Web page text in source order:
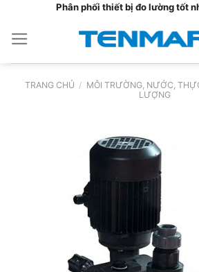
nội
dung
Phân phối thiết bị đo lường tốt
TRANG CHỦ / MÔI TRƯỜNG, NƯỚC,
LƯỢNG